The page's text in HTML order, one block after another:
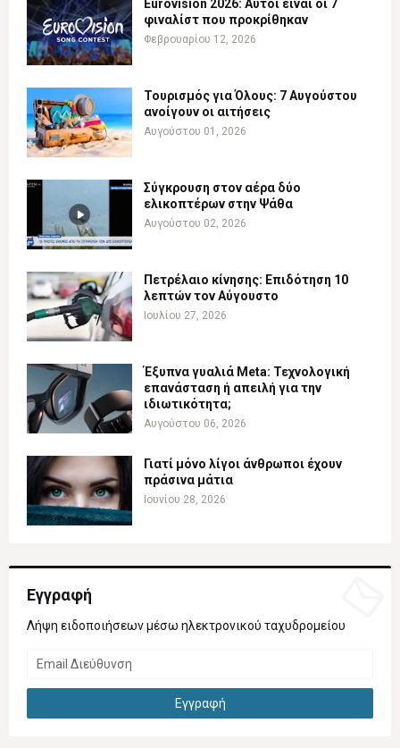
Eurovision 2026: Αυτοί είναι οι 7
φιναλίστ που προκρίθηκαν
Φεβρουαρίου 12, 2026
Τουρισμός για Όλους: 7 Αυγούστου
ανοίγουν οι αιτήσεις
Αυγούστου 01, 2026
Σύγκρουση στον αέρα δύο
ελικοπτέρων στην Ψάθα
Αυγούστου 02, 2026
Πετρέλαιο κίνησης: Επιδότηση 10
λεπτών τον Αύγουστο
Ιουλίου 27, 2026
Έξυπνα γυαλιά Meta: Τεχνολογική
επανάσταση ή απειλή για την
ιδιωτικότητα;
Αυγούστου 06, 2026
Γιατί μόνο λίγοι άνθρωποι έχουν
πράσινα μάτια
Ιουνίου 28, 2026
Εγγραφή
Λήψη ειδοποιήσεων μέσω ηλεκτρονικού ταχυδρομείου